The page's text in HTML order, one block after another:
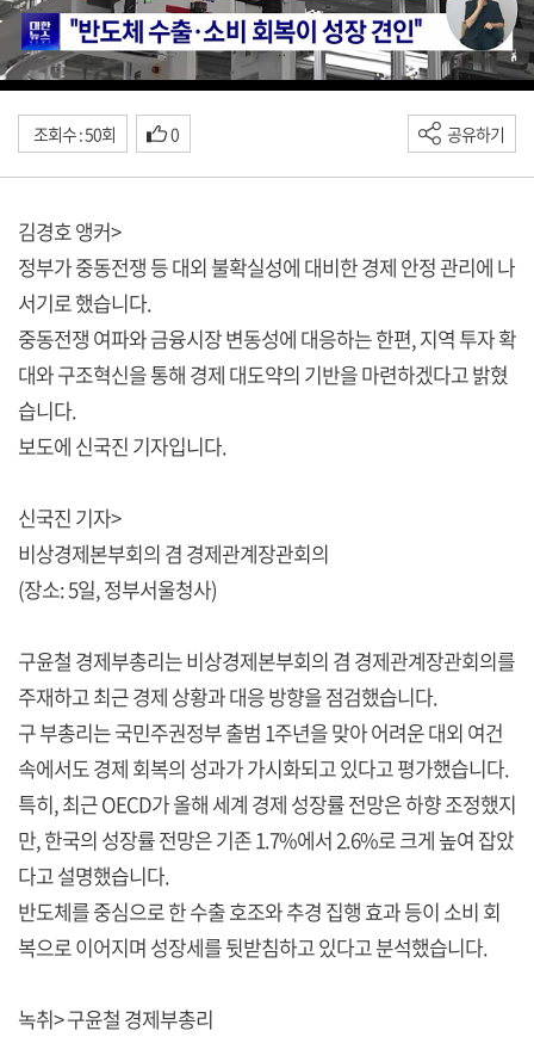
조회수 : 50회 0 공유하기
김경호 앵커>
정부가 중동전쟁 등 대외 불확실성에 대비한 경제 안정 관리에 나
서기로 했습니다.
중동전쟁 여파와 금융시장 변동성에 대응하는 한편, 지역 투자 확
대와 구조혁신을 통해 경제 대도약의 기반을 마련하겠다고 밝혔
습니다.
보도에 신국진 기자입니다.
신국진 기자>
비상경제본부회의 겸 경제관계장관회의
(장소: 5일, 정부서울청사)
구윤철 경제부총리는 비상경제본부회의 겸 경제관계장관회의를
주재하고 최근 경제 상황과 대응 방향을 점검했습니다.
구 부총리는 국민주권정부 출범 1주년을 맞아 어려운 대외 여건
속에서도 경제 회복의 성과가 가시화되고 있다고 평가했습니다.
특히, 최근 OECD가 올해 세계 경제 성장률 전망은 하향 조정했지
만, 한국의 성장률 전망은 기존 1.7%에서 2.6%로 크게 높여 잡았
다고 설명했습니다.
반도체를 중심으로 한 수출 호조와 추경 집행 효과 등이 소비 회
복으로 이어지며 성장세를 뒷받침하고 있다고 분석했습니다.
녹취> 구윤철 경제부총리